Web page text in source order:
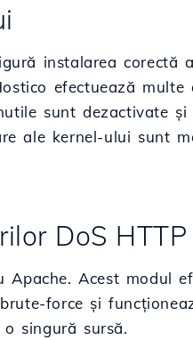
instalarea corectă
efectuează
sunt dezactivate
ale kernel-ului sunt
DoS HTTP
Apache. Acest modul
force și
singură sursă.